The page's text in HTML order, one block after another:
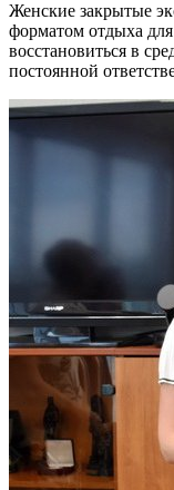
Женские закрытые
форматом отдыха
восстановиться в
постоянной